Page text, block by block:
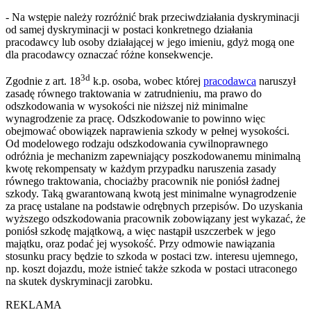
- Na wstępie należy rozróżnić brak przeciwdziałania dyskryminacji
od samej dyskryminacji w postaci konkretnego działania
pracodawcy lub osoby działającej w jego imieniu, gdyż mogą one
dla pracodawcy oznaczać różne konsekwencje.
Zgodnie z art. 183d k.p. osoba, wobec której pracodawca naruszył
zasadę równego traktowania w zatrudnieniu, ma prawo do
odszkodowania w wysokości nie niższej niż minimalne
wynagrodzenie za pracę. Odszkodowanie to powinno więc
obejmować obowiązek naprawienia szkody w pełnej wysokości.
Od modelowego rodzaju odszkodowania cywilnoprawnego
odróżnia je mechanizm zapewniający poszkodowanemu minimalną
kwotę rekompensaty w każdym przypadku naruszenia zasady
równego traktowania, chociażby pracownik nie poniósł żadnej
szkody. Taką gwarantowaną kwotą jest minimalne wynagrodzenie
za pracę ustalane na podstawie odrębnych przepisów. Do uzyskania
wyższego odszkodowania pracownik zobowiązany jest wykazać, że
poniósł szkodę majątkową, a więc nastąpił uszczerbek w jego
majątku, oraz podać jej wysokość. Przy odmowie nawiązania
stosunku pracy będzie to szkoda w postaci tzw. interesu ujemnego,
np. koszt dojazdu, może istnieć także szkoda w postaci utraconego
na skutek dyskryminacji zarobku.
REKLAMA